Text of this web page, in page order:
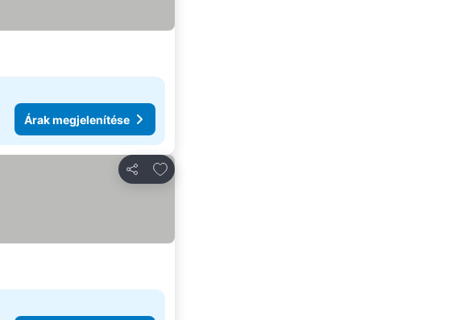
Árak megjelenítése
Megosztás
Hozzáadás a kedvencekhez